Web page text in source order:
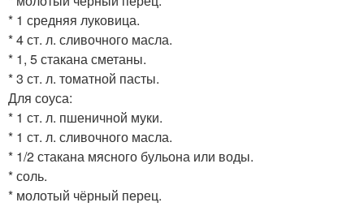
* 1 средняя луковица.
* 4 ст. л. сливочного масла.
* 1, 5 стакана сметаны.
* 3 ст. л. томатной пасты.
Для соуса:
* 1 ст. л. пшеничной муки.
* 1 ст. л. сливочного масла.
* 1/2 стакана мясного бульона или воды.
* соль.
* молотый чёрный перец.